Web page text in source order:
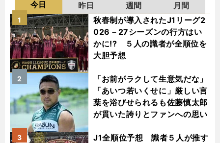
今日 昨日 週間
月間
秋春制が導入されたJ1リーグ2
026－27シーズンの行方はい
かに!? ５人の識者が全順位を
大胆予想
1
「お前がラクして生意気だな」
「あいつ若いくせに」厳しい言
葉を浴びせられるも佐藤慎太郎
が貫いた誇りとファンへの思い
2
J1全順位予想 識者５人が推す
3